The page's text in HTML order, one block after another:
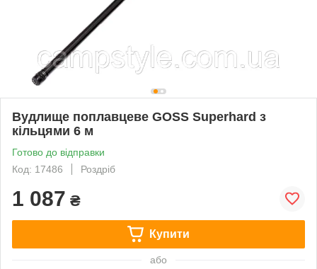
Вудлище поплавцеве GOSS Superhard з
кільцями 6 м
Готово до відправки
Код: 17486
Роздріб
1 087 ₴
Купити
або